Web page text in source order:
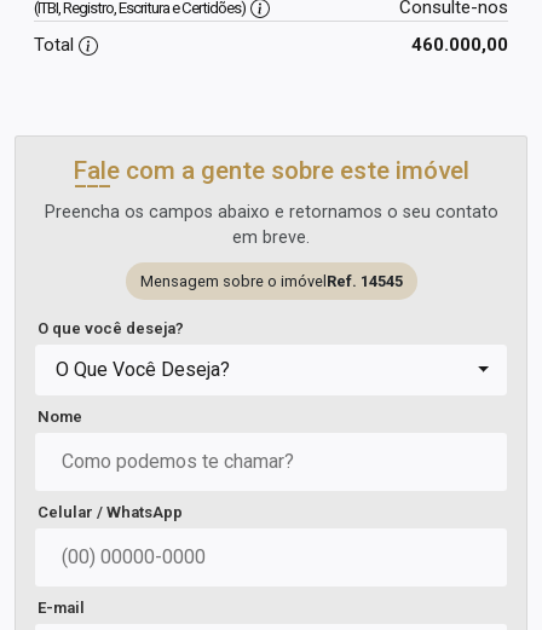
(ITBI, Registro, Escritura e Certidões)
Consulte-nos
Total
460.000,00
Fale com a gente sobre este imóvel
Preencha os campos abaixo e retornamos o seu contato
em breve.
Mensagem sobre o imóvel Ref. 14545
O que você deseja?
O Que Você Deseja?
Nome
Celular / WhatsApp
E-mail